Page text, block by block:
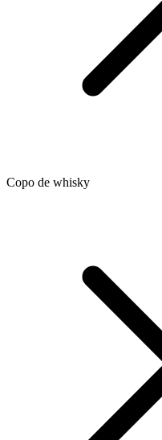
Copo de whisky